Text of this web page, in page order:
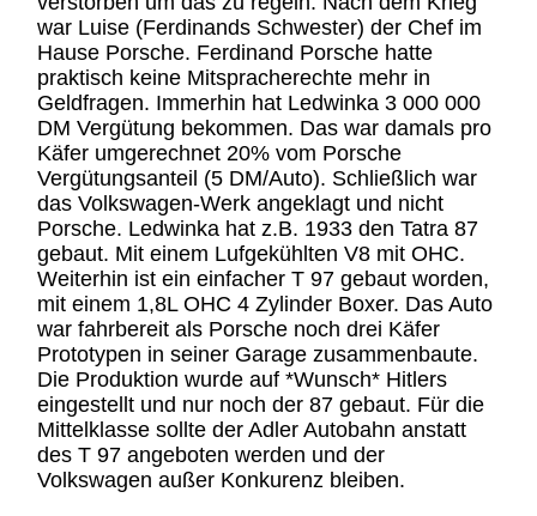
war Luise (Ferdinands Schwester) der Chef im
Hause Porsche. Ferdinand Porsche hatte
praktisch keine Mitspracherechte mehr in
Geldfragen. Immerhin hat Ledwinka 3 000 000
DM Vergütung bekommen. Das war damals pro
Käfer umgerechnet 20% vom Porsche
Vergütungsanteil (5 DM/Auto). Schließlich war
das Volkswagen-Werk angeklagt und nicht
Porsche. Ledwinka hat z.B. 1933 den Tatra 87
gebaut. Mit einem Lufgekühlten V8 mit OHC.
Weiterhin ist ein einfacher T 97 gebaut worden,
mit einem 1,8L OHC 4 Zylinder Boxer. Das Auto
war fahrbereit als Porsche noch drei Käfer
Prototypen in seiner Garage zusammenbaute.
Die Produktion wurde auf *Wunsch* Hitlers
eingestellt und nur noch der 87 gebaut. Für die
Mittelklasse sollte der Adler Autobahn anstatt
des T 97 angeboten werden und der
Volkswagen außer Konkurenz bleiben.